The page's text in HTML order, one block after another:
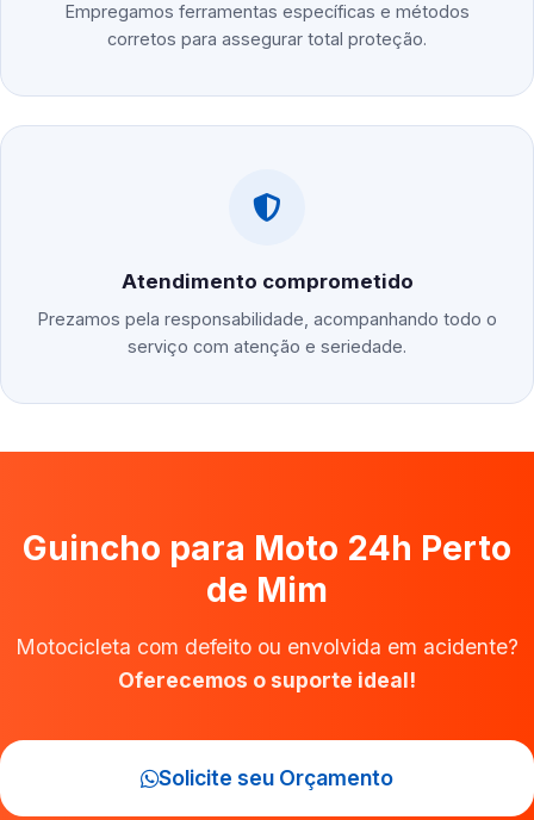
Empregamos ferramentas específicas e métodos
corretos para assegurar total proteção.
Atendimento comprometido
Prezamos pela responsabilidade, acompanhando todo o
serviço com atenção e seriedade.
Guincho para Moto 24h Perto
de Mim
Motocicleta com defeito ou envolvida em acidente?
Oferecemos o suporte ideal!
Solicite seu Orçamento